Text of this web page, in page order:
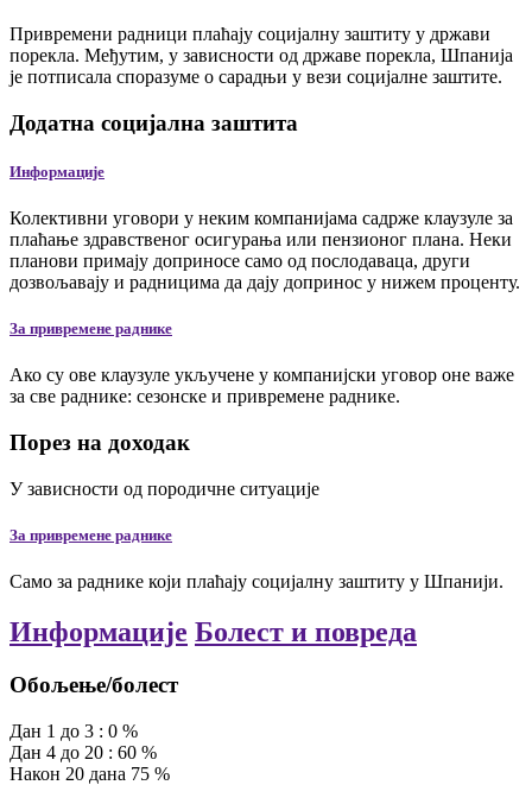
Привремени радници плаћају социјалну заштиту у држави
порекла. Међутим, у зависности од државе порекла, Шпанија
је потписала споразуме о сарадњи у вези социјалне заштите.
Додатна социјална заштита
Информације
Колективни уговори у неким компанијама садрже клаузуле за
плаћање здравственог осигурања или пензионог плана. Неки
планови примају доприносе само од послодаваца, други
дозвољавају и радницима да дају допринос у нижем проценту.
За привремене раднике
Ако су ове клаузуле укључене у компанијски уговор оне важе
за све раднике: сезонске и привремене раднике.
Порез на доходак
У зависности од породичне ситуације
За привремене раднике
Само за раднике који плаћају социјалну заштиту у Шпанији.
Информације Болест и повреда
Обољење/болест
Дан 1 до 3 : 0 %
Дан 4 до 20 : 60 %
Након 20 дана 75 %